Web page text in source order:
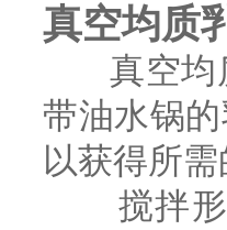
真空均质
真空均质
带油水锅
以获得所
搅拌形